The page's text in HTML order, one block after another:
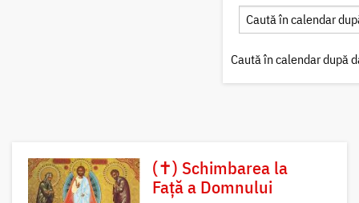
Caută în calendar după
(✝) Schimbarea la
Față a Domnului